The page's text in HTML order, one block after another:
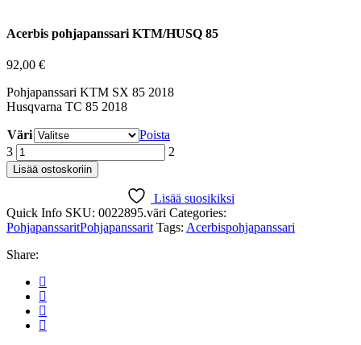
Acerbis pohjapanssari KTM/HUSQ 85
92,00 €
Pohjapanssari KTM SX 85 2018
Husqvarna TC 85 2018
Väri
Poista
Acerbis
pohjapanssari
KTM/HUSQ
quantity
Lisää ostoskoriin
Lisää suosikiksi
Quick Info SKU: 0022895.väri Categories:
PohjapanssaritPohjapanssarit Tags: Acerbispohjapanssari
Share: